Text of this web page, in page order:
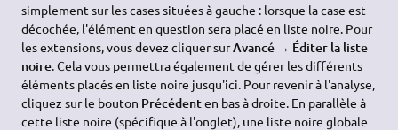
simplement sur les cases situées à gauche : lorsque la case est
décochée, l'élément en question sera placé en liste noire. Pour
les extensions, vous devez cliquer surAvancé → Éditer la liste
noire. Cela vous permettra également de gérer les différents
éléments placés en liste noire jusqu'ici. Pour revenir à l'analyse,
cliquez sur le bouton Précédenten bas à droite. En parallèle à
cette liste noire (spécifique à l'onglet), une liste noire globale